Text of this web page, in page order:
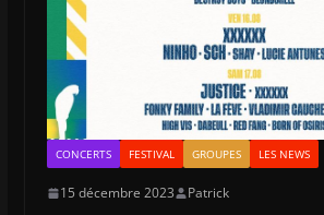
CONCERTS FESTIVAL GROUPES LES NEWS
15 décembre 2023 Patrick